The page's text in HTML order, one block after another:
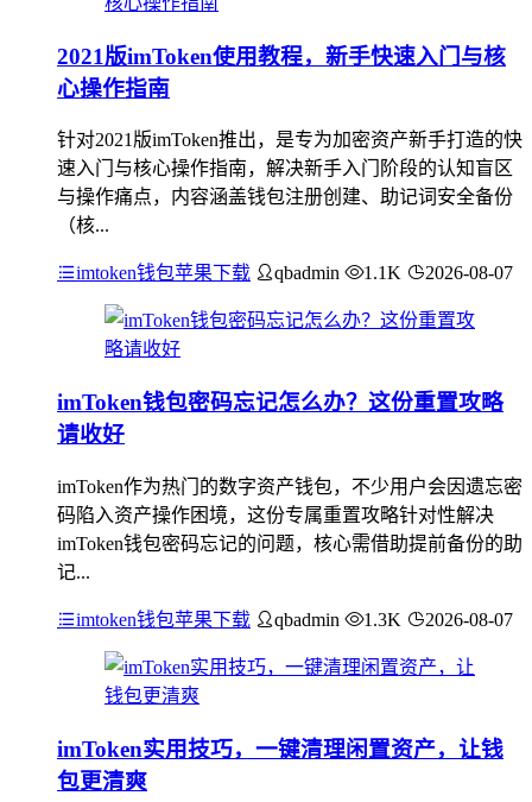
2021版imToken使用教程，新手快速入门与核
心操作指南
针对2021版imToken推出，是专为加密资产新手打造的快
速入门与核心操作指南，解决新手入门阶段的认知盲区
与操作痛点，内容涵盖钱包注册创建、助记词安全备份
（核...
imtoken钱包苹果下载 qbadmin 1.1K 2026-08-07
imToken钱包密码忘记怎么办？这份重置攻略
请收好
imToken作为热门的数字资产钱包，不少用户会因遗忘密
码陷入资产操作困境，这份专属重置攻略针对性解决
imToken钱包密码忘记的问题，核心需借助提前备份的助
记...
imtoken钱包苹果下载 qbadmin 1.3K 2026-08-07
imToken实用技巧，一键清理闲置资产，让钱
包更清爽